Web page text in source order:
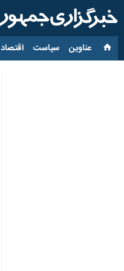
عناوین‌ سیاست اقتصاد